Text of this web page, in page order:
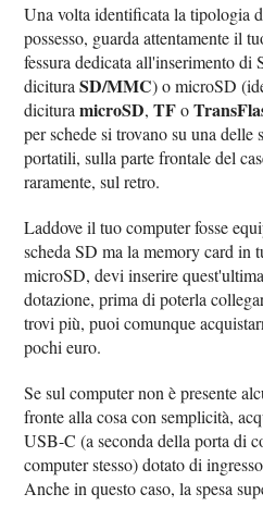
Una volta identificata la tipologia
possesso, guarda attentamente il
fessura dedicata all'inserimento
dicituraSD/MMC) o microSD
dicituramicroSD,TFo
per schede si trovano su una
portatili, sulla parte frontale del
raramente, sul retro.
Laddove il tuo computer fosse
scheda SD ma la memory card in
microSD, devi inserire
dotazione, prima di poterla
trovi più, puoi comunque
pochi euro.
Se sul computer non è presente
fronte alla cosa con semplicità,
USB-C (a seconda della porta di
computer stesso) dotato di
Anche in questo caso, la spesa